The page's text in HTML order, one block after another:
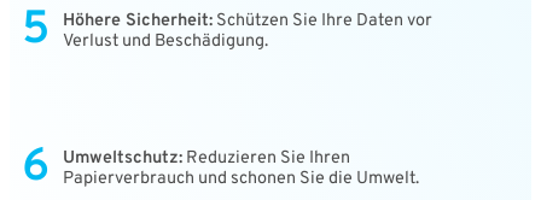
5 Höhere Sicherheit: Schützen Sie Ihre Daten vor
Verlust und Beschädigung.
6 Umweltschutz: Reduzieren Sie Ihren
Papierverbrauch und schonen Sie die Umwelt.